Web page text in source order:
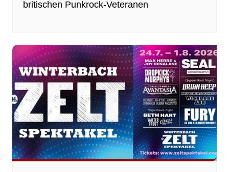
britischen Punkrock-Veteranen